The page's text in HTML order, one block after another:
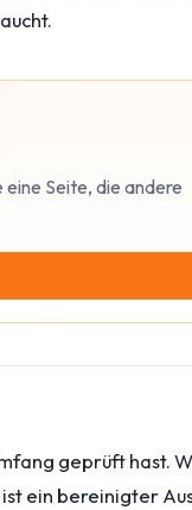
Seite, die andere
geprüft hast.
ein bereinigter